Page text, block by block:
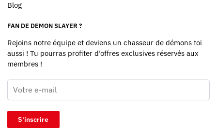
Blog
FAN DE DEMON SLAYER ?
Rejoins notre équipe et deviens un chasseur de démons toi
aussi ! Tu pourras profiter d’offres exclusives réservés aux
membres !